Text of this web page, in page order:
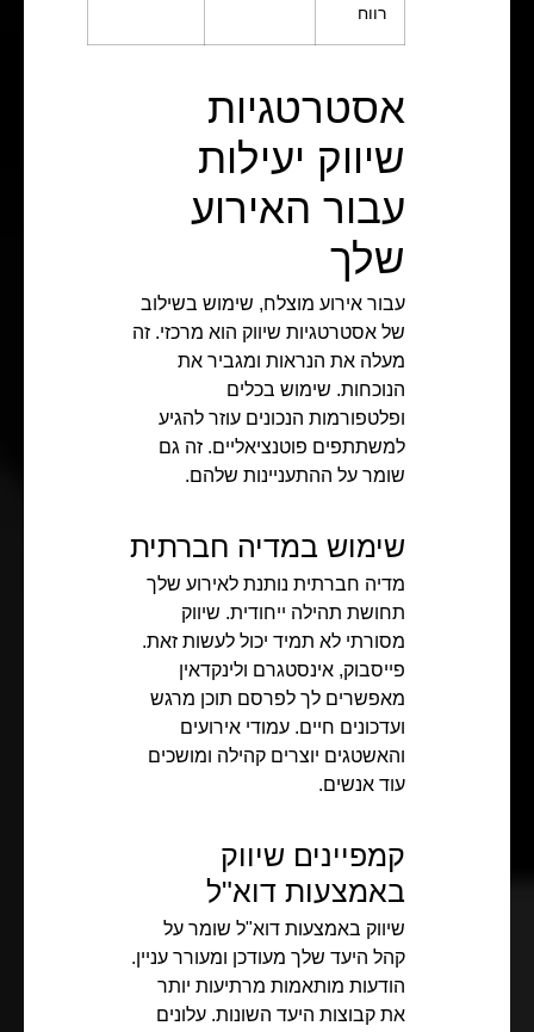
רווח
אסטרטגיות
שיווק יעילות
עבור האירוע
שלך
עבור אירוע מוצלח, שימוש בשילוב
של אסטרטגיות שיווק הוא מרכזי. זה
מעלה את הנראות ומגביר את
הנוכחות. שימוש בכלים
ופלטפורמות הנכונים עוזר להגיע
למשתתפים פוטנציאליים. זה גם
שומר על ההתעניינות שלהם.
שימוש במדיה חברתית
מדיה חברתית נותנת לאירוע שלך
תחושת תהילה ייחודית. שיווק
מסורתי לא תמיד יכול לעשות זאת.
פייסבוק, אינסטגרם ולינקדאין
מאפשרים לך לפרסם תוכן מרגש
ועדכונים חיים. עמודי אירועים
והאשטגים יוצרים קהילה ומושכים
עוד אנשים.
קמפיינים שיווק
באמצעות דוא"ל
שיווק באמצעות דוא"ל שומר על
קהל היעד שלך מעודכן ומעורר עניין.
הודעות מותאמות מרתיעות יותר
את קבוצות היעד השונות. עלונים